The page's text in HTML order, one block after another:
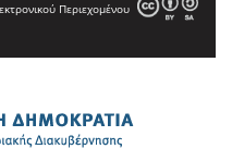
Περιεχομένου